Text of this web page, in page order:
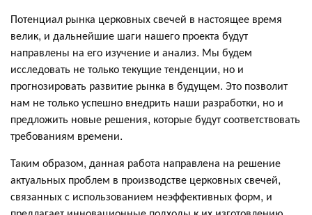
Потенциал рынка церковных свечей в настоящее время
велик, и дальнейшие шаги нашего проекта будут
направлены на его изучение и анализ. Мы будем
исследовать не только текущие тенденции, но и
прогнозировать развитие рынка в будущем. Это позволит
нам не только успешно внедрить наши разработки, но и
предложить новые решения, которые будут соответствовать
требованиям времени.
Таким образом, данная работа направлена на решение
актуальных проблем в производстве церковных свечей,
связанных с использованием неэффективных форм, и